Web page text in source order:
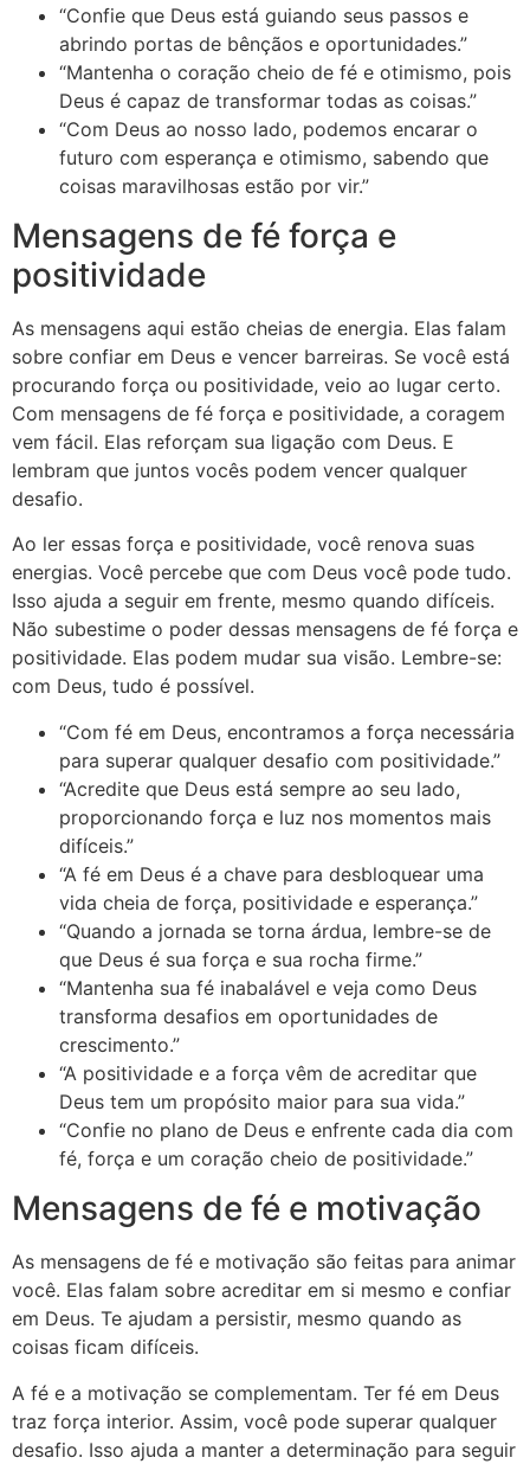
“Confie que Deus está guiando seus passos e
abrindo portas de bênçãos e oportunidades.”
“Mantenha o coração cheio de fé e otimismo, pois
Deus é capaz de transformar todas as coisas.”
“Com Deus ao nosso lado, podemos encarar o
futuro com esperança e otimismo, sabendo que
coisas maravilhosas estão por vir.”
Mensagens de fé força e
positividade
As mensagens aqui estão cheias de energia. Elas falam
sobre confiar em Deus e vencer barreiras. Se você está
procurando força ou positividade, veio ao lugar certo.
Com mensagens de fé força e positividade, a coragem
vem fácil. Elas reforçam sua ligação com Deus. E
lembram que juntos vocês podem vencer qualquer
desafio.
Ao ler essas força e positividade, você renova suas
energias. Você percebe que com Deus você pode tudo.
Isso ajuda a seguir em frente, mesmo quando difíceis.
Não subestime o poder dessas mensagens de fé força e
positividade. Elas podem mudar sua visão. Lembre-se:
com Deus, tudo é possível.
“Com fé em Deus, encontramos a força necessária
para superar qualquer desafio com positividade.”
“Acredite que Deus está sempre ao seu lado,
proporcionando força e luz nos momentos mais
difíceis.”
“A fé em Deus é a chave para desbloquear uma
vida cheia de força, positividade e esperança.”
“Quando a jornada se torna árdua, lembre-se de
que Deus é sua força e sua rocha firme.”
“Mantenha sua fé inabalável e veja como Deus
transforma desafios em oportunidades de
crescimento.”
“A positividade e a força vêm de acreditar que
Deus tem um propósito maior para sua vida.”
“Confie no plano de Deus e enfrente cada dia com
fé, força e um coração cheio de positividade.”
Mensagens de fé e motivação
As mensagens de fé e motivação são feitas para animar
você. Elas falam sobre acreditar em si mesmo e confiar
em Deus. Te ajudam a persistir, mesmo quando as
coisas ficam difíceis.
A fé e a motivação se complementam. Ter fé em Deus
traz força interior. Assim, você pode superar qualquer
desafio. Isso ajuda a manter a determinação para seguir